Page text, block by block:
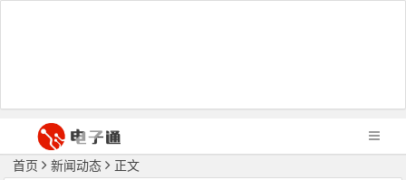
首页 新闻动态 正文